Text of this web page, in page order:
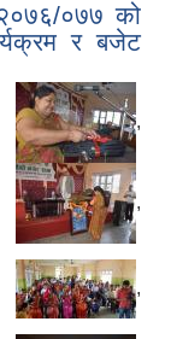
२०७६/०७७ को
र बजेट
,
,
,